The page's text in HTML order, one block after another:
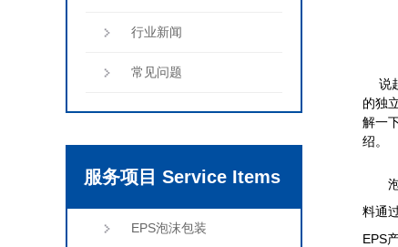
行业新闻
常见问题
服务项目 Service Items
EPS泡沫包装
说
的独
解一
绍
泡
料通
EPS